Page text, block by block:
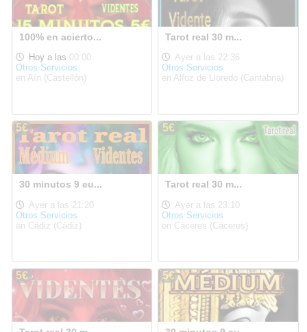
100% en acierto...
Hoy a las 00:00
Otros Servicios
en Aín (Castellón)
Tarot real 30 m...
Ayer a las 22:36
Otros Servicios
en Alfoz de Lloredo (Cantabria)
5€
30 minutos 9 eu...
Ayer a las 21:20
Otros Servicios
en Cádiz (Cádiz)
5€
Tarot real 30 m...
Ayer a las 23:10
Otros Servicios
en Cáceres (Cáceres)
5€ 5€